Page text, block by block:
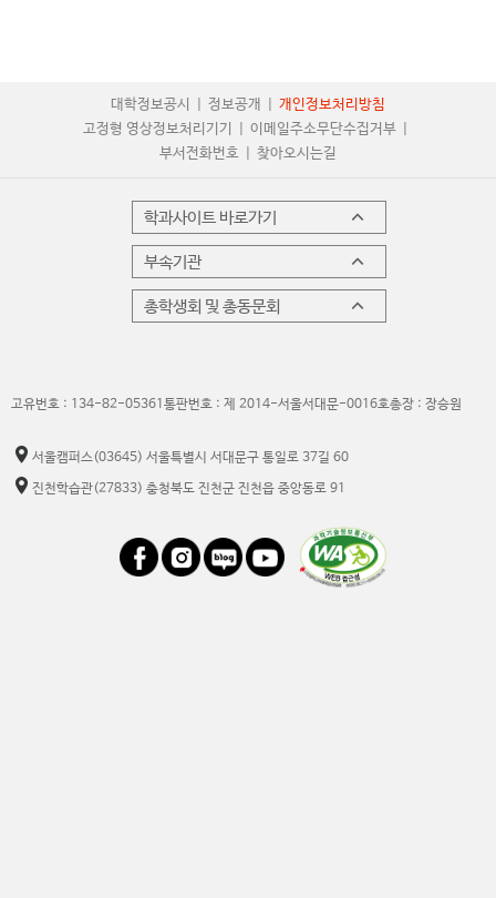
대학정보공시 정보공개
개인정보처리방침
고정형 영상정보처리기기
이메일주소무단수집거부
부서전화번호
찾아오시는길
고유번호 : 134-82-05361 통판번호 : 제 2014-서울서대문-0016호총장 : 장승원
서울캠퍼스(03645) 서울특별시 서대문구 통일로 37길 60
진천학습관(27833) 충청북도 진천군 진천읍 중앙동로 91
학과사이트 바로가기
부속기관
총학생회 및 총동문회